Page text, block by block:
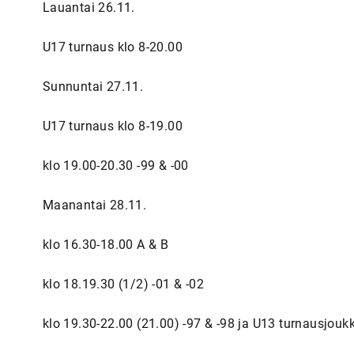
Lauantai 26.11.
U17 turnaus klo 8-20.00
Sunnuntai 27.11.
U17 turnaus klo 8-19.00
klo 19.00-20.30 -99 & -00
Maanantai 28.11.
klo 16.30-18.00 A & B
klo 18.19.30 (1/2) -01 & -02
klo 19.30-22.00 (21.00) -97 & -98 ja U13